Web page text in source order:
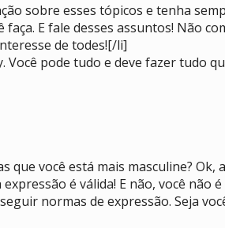
sobre esses tópicos e tenha
E fale desses assuntos! Não
de todes![/li]
pode tudo e deve fazer tudo
você está mais masculine?
é válida! E não, você não
normas de expressão. Seja